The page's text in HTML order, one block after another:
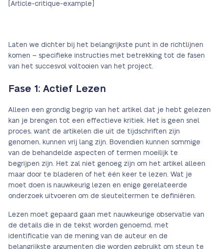
[Article-critique-example]
Laten we dichter bij het belangrijkste punt in de richtlijnen
komen – specifieke instructies met betrekking tot de fasen
van het succesvol voltooien van het project.
Fase 1: Actief Lezen
Alleen een grondig begrip van het artikel dat je hebt gelezen
kan je brengen tot een effectieve kritiek. Het is geen snel
proces, want de artikelen die uit de tijdschriften zijn
genomen, kunnen vrij lang zijn. Bovendien kunnen sommige
van de behandelde aspecten of termen moeilijk te
begrijpen zijn. Het zal niet genoeg zijn om het artikel alleen
maar door te bladeren of het één keer te lezen. Wat je
moet doen is nauwkeurig lezen en enige gerelateerde
onderzoek uitvoeren om de sleuteltermen te definiëren.
Lezen moet gepaard gaan met nauwkeurige observatie van
de details die in de tekst worden genoemd, met
identificatie van de mening van de auteur en de
belangrijkste argumenten die worden gebruikt om steun te